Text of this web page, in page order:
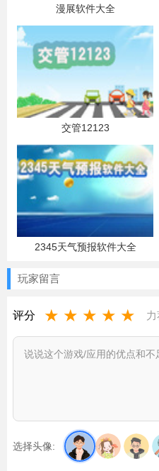
漫展软件大全
交管12123
2345天气预报软件大全
玩家留言
评分 ★ ★ ★ ★ ★
选择头像: